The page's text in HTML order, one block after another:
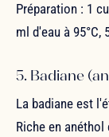
Préparation : 1
ml d'eau à 95°C,
5. Badiane
La badiane est
Riche en